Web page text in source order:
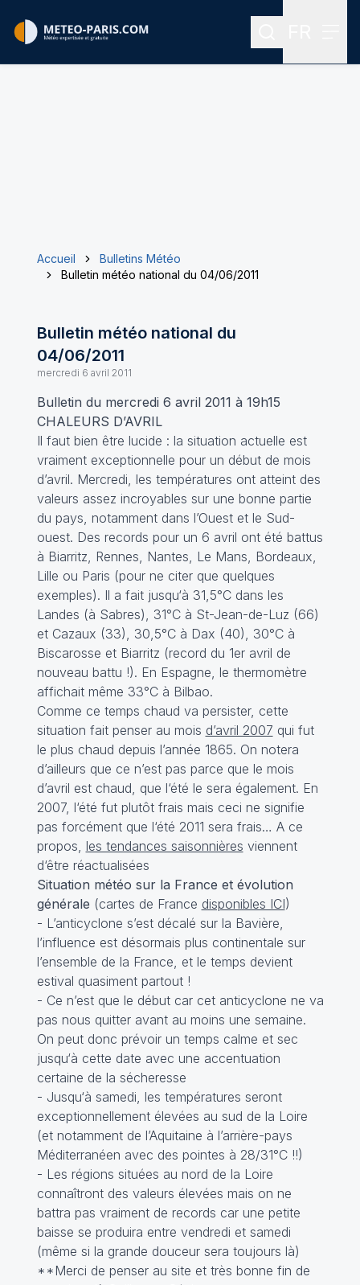
Rechercher
Accueil
Bulletins Météo
Bulletin météo national du 04/06/2011
Bulletin météo national du
04/06/2011
mercredi 6 avril 2011
Bulletin du mercredi 6 avril 2011 à 19h15
CHALEURS D’AVRIL
Il faut bien être lucide : la situation actuelle est
vraiment exceptionnelle pour un début de mois
d’avril. Mercredi, les températures ont atteint des
valeurs assez incroyables sur une bonne partie
du pays, notamment dans l’Ouest et le Sud-
ouest. Des records pour un 6 avril ont été battus
à Biarritz, Rennes, Nantes, Le Mans, Bordeaux,
Lille ou Paris (pour ne citer que quelques
exemples). Il a fait jusqu‘à 31,5°C dans les
Landes (à Sabres), 31°C à St-Jean-de-Luz (66)
et Cazaux (33), 30,5°C à Dax (40), 30°C à
Biscarosse et Biarritz (record du 1er avril de
nouveau battu !). En Espagne, le thermomètre
affichait même 33°C à Bilbao.
Comme ce temps chaud va persister, cette
situation fait penser au mois d’avril 2007 qui fut
le plus chaud depuis l’année 1865. On notera
d’ailleurs que ce n’est pas parce que le mois
d’avril est chaud, que l‘été le sera également. En
2007, l‘été fut plutôt frais mais ceci ne signifie
pas forcément que l‘été 2011 sera frais… A ce
propos, les tendances saisonnières viennent
d‘être réactualisées
Situation météo sur la France et évolution
générale (cartes de France disponibles ICI)
- L’anticyclone s’est décalé sur la Bavière,
l’influence est désormais plus continentale sur
l’ensemble de la France, et le temps devient
estival quasiment partout !
- Ce n’est que le début car cet anticyclone ne va
pas nous quitter avant au moins une semaine.
On peut donc prévoir un temps calme et sec
jusqu‘à cette date avec une accentuation
certaine de la sécheresse
- Jusqu‘à samedi, les températures seront
exceptionnellement élevées au sud de la Loire
(et notamment de l’Aquitaine à l’arrière-pays
Méditerranéen avec des pointes à 28/31°C !!)
- Les régions situées au nord de la Loire
connaîtront des valeurs élevées mais on ne
battra pas vraiment de records car une petite
baisse se produira entre vendredi et samedi
(même si la grande douceur sera toujours là)
**Merci de penser au site et très bonne fin de